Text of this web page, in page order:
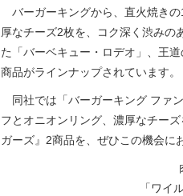
バーガーキングから、直火焼き
厚なチーズ2枚を、コク深く渋みの
た「バーベキュー・ロデオ」、王
商品がラインナップされています。
同社では「バーガーキング ファ
フとオニオンリング、濃厚なチー
ガーズ』2商品を、ぜひこの機会に
「ワイ